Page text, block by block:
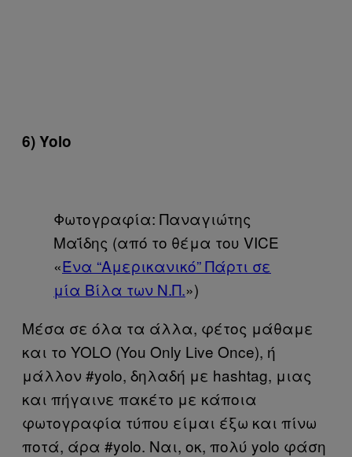
6) Yolo
Φωτογραφία: Παναγιώτης
Μαΐδης (από το θέμα του VICE
«Ένα “Αμερικανικό” Πάρτι σε
μία Βίλα των Ν.Π.»)
Μέσα σε όλα τα άλλα, φέτος μάθαμε
και το YOLO (You Only Live Once), ή
μάλλον #yolo, δηλαδή με hashtag, μιας
και πήγαινε πακέτο με κάποια
φωτογραφία τύπου είμαι έξω και πίνω
ποτά, άρα #yolo. Ναι, οκ, πολύ yolo φάση